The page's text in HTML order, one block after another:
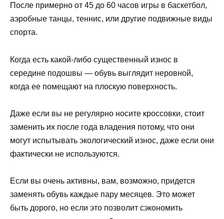
После примерно от 45 до 60 часов игры в баскетбол,
аэробные танцы, теннис, или другие подвижные виды
спорта.
Когда есть какой-либо существенный износ в
середине подошвы — обувь выглядит неровной,
когда ее помещают на плоскую поверхность.
Даже если вы не регулярно носите кроссовки, стоит
заменить их после года владения потому, что они
могут испытывать экологический износ, даже если они
фактически не используются.
Если вы очень активны, вам, возможно, придется
заменять обувь каждые пару месяцев. Это может
быть дорого, но если это позволит сэкономить